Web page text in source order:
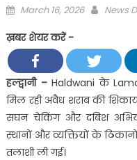
Posted
March 16, 2026 Author
News
ख़बर शेयर करें -
हल्द्वानी –Haldwani के
मिल रही अवैध शराब की
सघन चेकिंग और दबिश
स्थानों और व्यक्तियों के
तलाशी ली गई।